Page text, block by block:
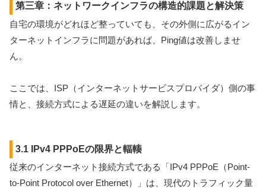
第三章：ネットワークインフラの構造的課題と解決策
自宅の環境がどれほど整っていても、その外側に広がるイン
ターネットインフラに問題があれば、Ping値は改善しませ
ん。
ここでは、ISP（インターネットサービスプロバイダ）側の事
情と、接続方式による遅延の違いを解説します。
3.1 IPv4 PPPoEの限界と輻輳
従来のインターネット接続方式である「IPv4 PPPoE（Point-
to-Point Protocol over Ethernet）」は、現代のトラフィック量